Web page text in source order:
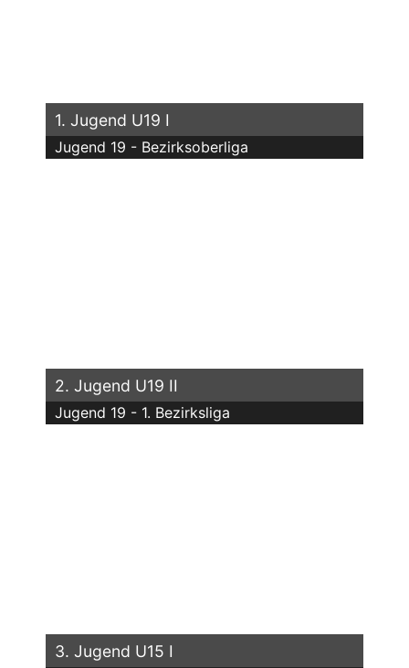
1. Jugend U19 I
Jugend 19 - Bezirksoberliga
2. Jugend U19 II
Jugend 19 - 1. Bezirksliga
3. Jugend U15 I